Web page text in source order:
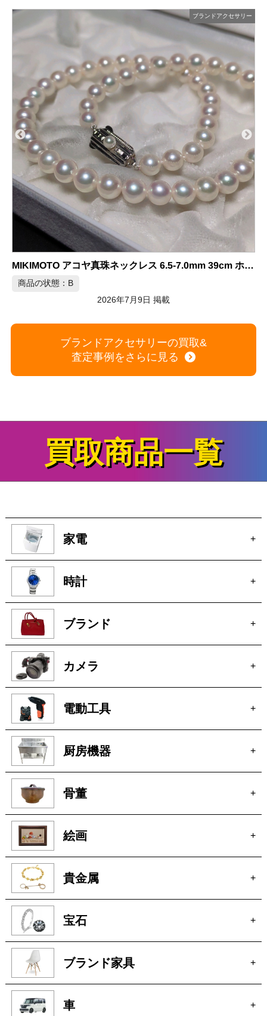
ブランドアクセサリー
MIKIMOTO アコヤ真珠ネックレス 6.5-7.0mm 39cm ホワイト
商品の状態：B
2026年7月9日 掲載
ブランドアクセサリーの買取&
査定事例をさらに見る
買取商品一覧
家電 +
時計 +
ブランド +
カメラ +
電動工具 +
厨房機器 +
骨董 +
絵画 +
貴金属 +
宝石 +
ブランド家具 +
車 +